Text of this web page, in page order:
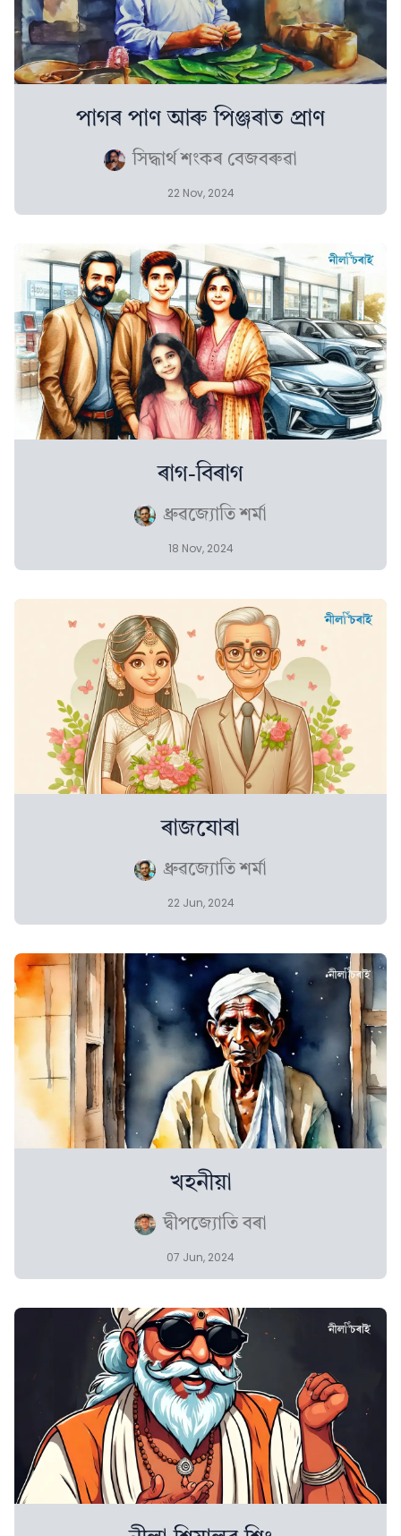
পাগৰ পাণ আৰু পিঞ্জৰাত প্ৰাণ
সিদ্ধাৰ্থ শংকৰ বেজবৰুৱা
22 Nov, 2024
ৰাগ-বিৰাগ
ধ্ৰুৱজ্যোতি শৰ্মা
18 Nov, 2024
ৰাজযোৰা
ধ্ৰুৱজ্যোতি শৰ্মা
22 Jun, 2024
খহনীয়া
দ্বীপজ্যোতি বৰা
07 Jun, 2024